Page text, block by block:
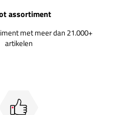
assortiment
met meer dan 21.000+
artikelen